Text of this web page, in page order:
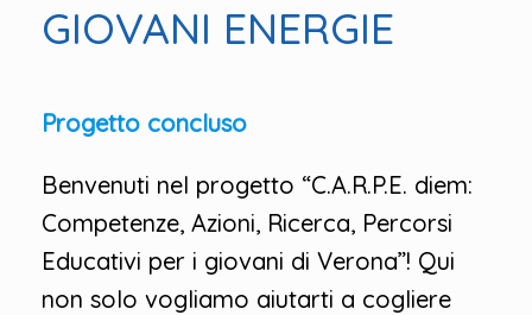
GIOVANI ENERGIE
Progetto concluso
Benvenuti nel progetto “C.A.R.P.E. diem:
Competenze, Azioni, Ricerca, Percorsi
Educativi per i giovani di Verona”! Qui
non solo vogliamo aiutarti a cogliere